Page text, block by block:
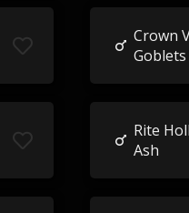
Crown
Goblets
Rite
Ash